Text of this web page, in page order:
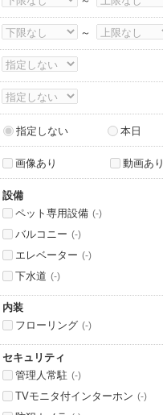
～
指定しない 本日
画像あり 動画あり
設備
ペット専用設備 (-)
バルコニー (-)
エレベーター (-)
下水道 (-)
内装
フローリング (-)
セキュリティ
管理人常駐 (-)
TVモニタ付インターホン (-)